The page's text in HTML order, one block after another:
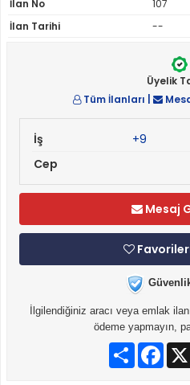
İlan No
107
İlan Tarihi
--
Üyelik
Tüm İlanları
İş
+9
Cep
Mesaj
İlgilendiğiniz aracı veya emlak
ödeme yapmayın,
Paylaş